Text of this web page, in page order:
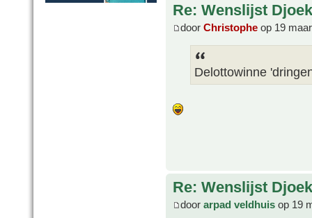
Re: Wenslijst
door Christophe op 19
Delottowinne
Re: Wenslijst
door arpad veldhuis op 19